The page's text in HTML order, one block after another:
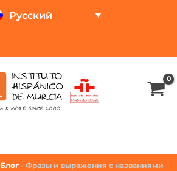
Русский
- Фразы и выражения с названиями